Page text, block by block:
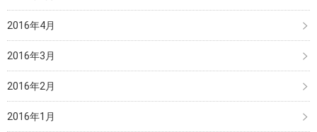
2016年4月
2016年3月
2016年2月
2016年1月